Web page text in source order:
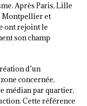
Après Paris, Lille
Montpellier et
ont rejoint le
son champ
d’un
concernée,
médian par quartier,
Cette référence